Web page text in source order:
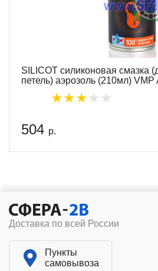
SILICOT силиконовая смазка
петель) аэрозоль (210мл) VMP
504 р.
Доставка по всей России
Пункты
самовывоза